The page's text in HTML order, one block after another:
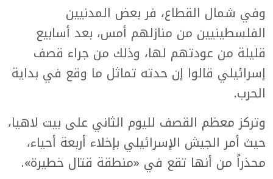
وفي شمال القطاع، فر بعض المدنيين
الفلسطينيين من منازلهم أمس، بعد أسابيع
قليلة من عودتهم لها، وذلك من جراء قصف
إسرائيلي قالوا إن حدته تماثل ما وقع في بداية
الحرب.
وتركز معظم القصف لليوم الثاني على بيت لاهيا،
حيث أمر الجيش الإسرائيلي بإخلاء أربعة أحياء،
محذراً من أنها تقع في «منطقة قتال خطيرة».